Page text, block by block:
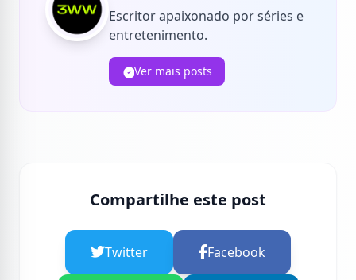
Escritor apaixonado por séries e
entretenimento.
Ver mais posts
Compartilhe este post
Twitter Facebook